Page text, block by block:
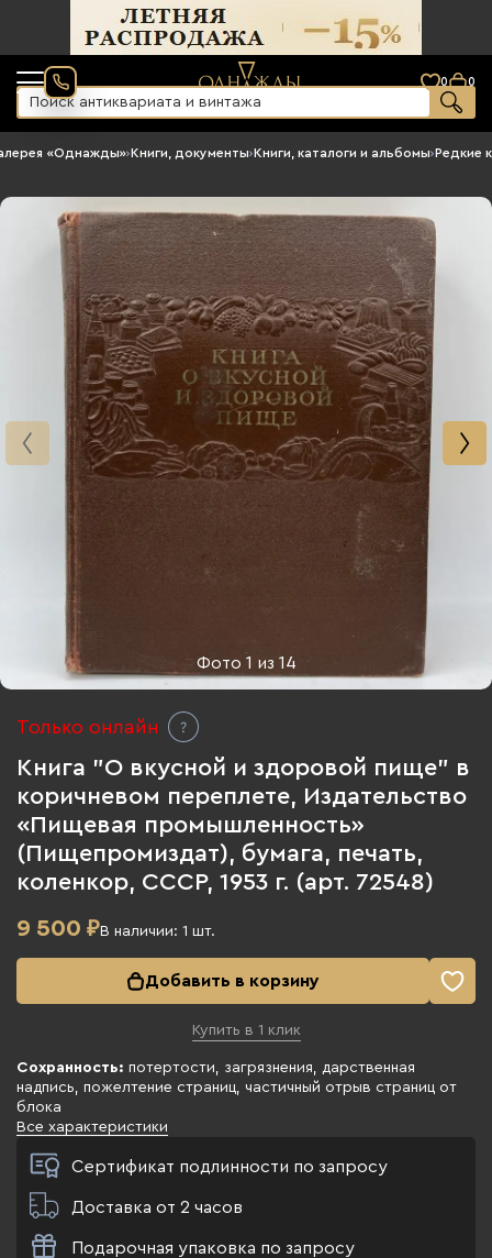
0 0
«Однажды»›Книги, документы›Книги, каталоги и альбомы›Редкие
Фото1 из14
Только онлайн
Книга "О вкусной и здоровой пище" в
коричневом переплете, Издательство
«Пищевая промышленность»
(Пищепромиздат), бумага, печать,
коленкор, СССР, 1953 г. (арт. 72548)
9 500 ₽В наличии: 1 шт.
Добавить в корзину
Купить в 1 клик
Сохранность: потертости, загрязнения, дарственная
надпись, пожелтение страниц, частичный отрыв страниц от
блока
Все характеристики
Сертификат подлинности по запросу
Доставка от 2 часов
Подарочная упаковка по запросу